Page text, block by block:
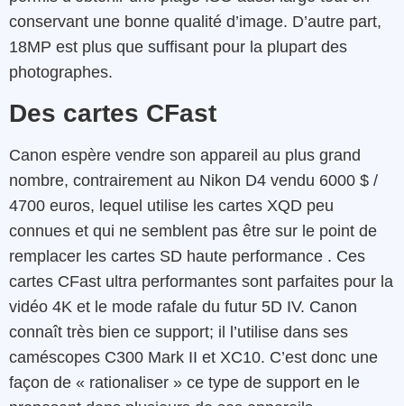
conservant une bonne qualité d’image. D’autre part,
18MP est plus que suffisant pour la plupart des
photographes.
Des cartes CFast
Canon espère vendre son appareil au plus grand
nombre, contrairement au Nikon D4 vendu 6000 $ /
4700 euros, lequel utilise les cartes XQD peu
connues et qui ne semblent pas être sur le point de
remplacer les cartes SD haute performance . Ces
cartes CFast ultra performantes sont parfaites pour la
vidéo 4K et le mode rafale du futur 5D IV. Canon
connaît très bien ce support; il l’utilise dans ses
caméscopes C300 Mark II et XC10. C’est donc une
façon de « rationaliser » ce type de support en le